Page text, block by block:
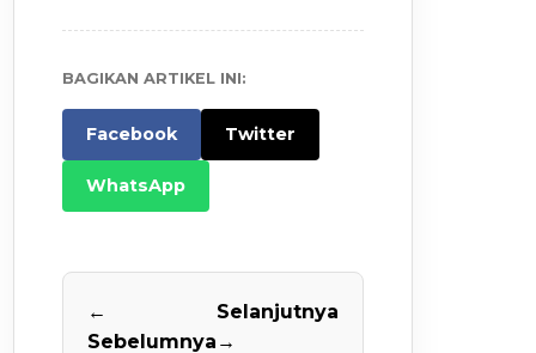
BAGIKAN ARTIKEL INI:
Facebook Twitter
WhatsApp
←
Sebelumnya
Selanjutnya
→